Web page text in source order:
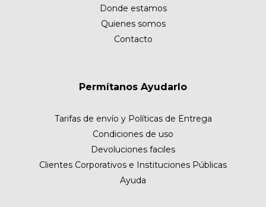
Donde estamos
Quienes somos
Contacto
Permítanos Ayudarlo
Tarifas de envío y Políticas de Entrega
Condiciones de uso
Devoluciones faciles
Clientes Corporativos e Instituciones Públicas
Ayuda